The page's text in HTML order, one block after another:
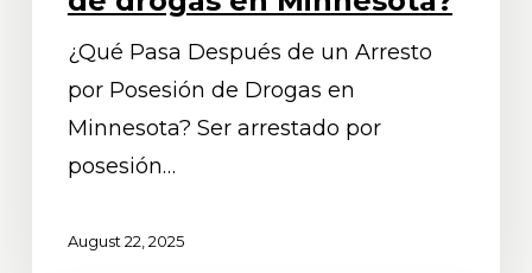
posesión
drogas
Minnesota?
¿Qué Pasa Después de un Arresto
por Posesión de Drogas en
Minnesota? Ser arrestado por
posesión…
August 22, 2025